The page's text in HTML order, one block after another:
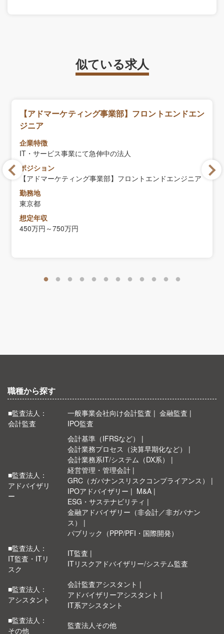
似ている求人
【アドマーケティング事業部】フロントエンドエン
ジニア
企業特徴
IT・サービス事業にて急伸中の法人
ポジション
【アドマーケティング事業部】フロントエンドエンジニア
勤務地
東京都
想定年収
450万円～750万円
職種から探す
■監査法人：
会計監査
一般事業会社向け会計監査
金融監査
IPO監査
■監査法人：
アドバイザリ
ー
会計基準（IFRSなど）
会計業務プロセス（決算早期化など）
会計業務系IT/システム（DX系）
経営管理・管理会計
GRC（ガバナンスリスクコンプライアンス）
IPOアドバイザリー
M&A
ESG・サステナビリティ
金融アドバイザリー（非会計／非ガバナン
ス）
パブリック（PPP/PFI・国際開発）
■監査法人：
IT監査・ITリ
スク
IT監査
ITリスクアドバイザリー/システム監査
■監査法人：
アシスタント
会計監査アシスタント
アドバイザリーアシスタント
IT系アシスタント
■監査法人：
その他
監査法人その他